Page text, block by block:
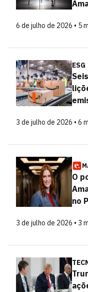
6 de julho de 2026 • 5
ESG
3 de julho de 2026 • 6
O
no
3 de julho de 2026 • 3